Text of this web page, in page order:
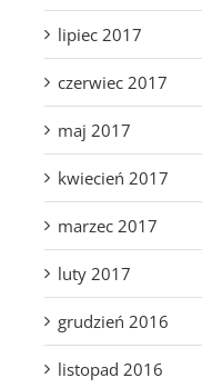
lipiec 2017
czerwiec 2017
maj 2017
kwiecień 2017
marzec 2017
luty 2017
grudzień 2016
listopad 2016